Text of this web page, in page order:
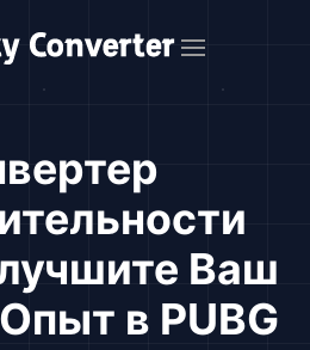
Ваш
в PUBG